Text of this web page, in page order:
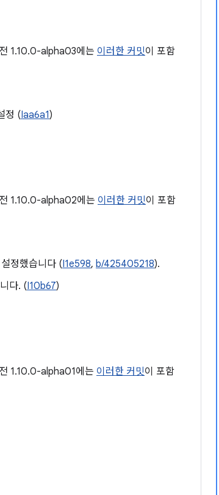
1.10.0-alpha03에는 이러한 커밋이 포함
정 (Iaa6a1)
1.10.0-alpha02에는 이러한 커밋이 포함
정했습니다 (I1e598, b/425405218).
다. (I10b67)
1.10.0-alpha01에는 이러한 커밋이 포함